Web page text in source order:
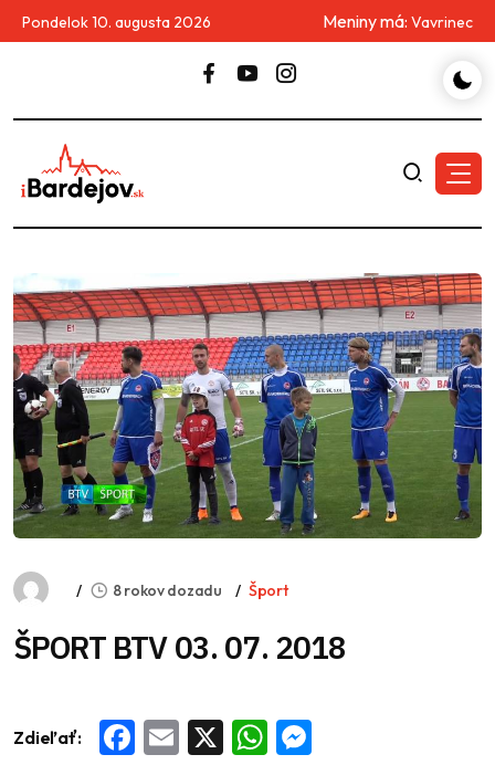
Pondelok 10. augusta 2026 Meniny má: Vavrinec
8 rokov dozadu Šport
ŠPORT BTV 03. 07. 2018
Zdieľať: Facebook
Email WhatsApp